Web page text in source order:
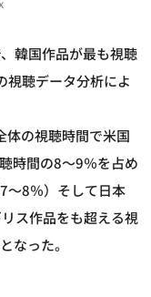
韓国作品が最も視聴
視聴データ分析によ
の視聴時間で米国
時間の8～9％を占め
～8％）そして日本
ス作品をも超える視
なった。